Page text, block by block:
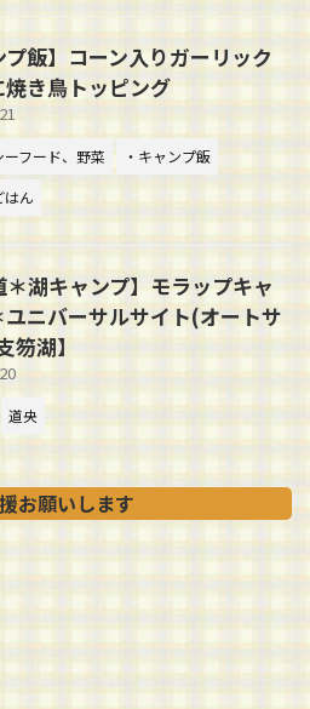
プ飯】コーン入りガーリック
焼き鳥トッピング
ーフード、野菜
・キャンプ飯
はん
＊湖キャンプ】モラップキャ
ユニバーサルサイト(オートサ
笏湖】
道央
お願いします